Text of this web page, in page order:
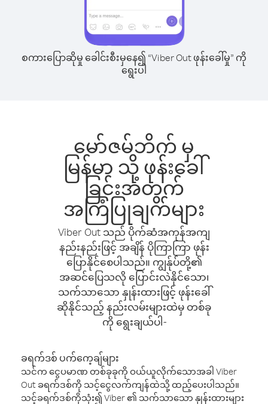
စကားပြောဆိုမှု ခေါင်းစီးမှနေ၍ “Viber Out ဖုန်းခေါ်မှု” ကို
ရွေးပါ
မော်ဇမ်ဘိက် မှ
မြန်မာ သို့ ဖုန်းခေါ်
ခြင်းအတွက်
အကြံပြုချက်များ
Viber Out သည် ပိုက်ဆံအကုန်အကျ
နည်းနည်းဖြင့် အချိန် ပိုကြာကြာ ဖုန်း
ပြောနိုင်စေပါသည်။ ကျွန်ုပ်တို့၏
အဆင်ပြေသလို ပြောင်းလဲနိုင်သော၊
သက်သာသော နှုန်းထားဖြင့် ဖုန်းခေါ်
ဆိုနိုင်သည့် နည်းလမ်းများထဲမှ တစ်ခု
ကို ရွေးချယ်ပါ-
ခရက်ဒစ် ပက်ကေ့ချ်များ
သင်က ငွေပမာဏ တစ်ခုခုကို ဝယ်ယူလိုက်သောအခါ Viber
Out ခရက်ဒစ်ကို သင့်ငွေလက်ကျန်ထဲသို့ ထည့်ပေးပါသည်။
သင့်ခရက်ဒစ်ကိုသုံး၍ Viber ၏ သက်သာသော နှုန်းထားများ